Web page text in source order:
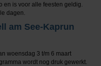
en is voor alle feesten geldig.
dagen.
am See-Kaprun
woensdag 3 t/m 6 maart
wordt nog druk gewerkt.